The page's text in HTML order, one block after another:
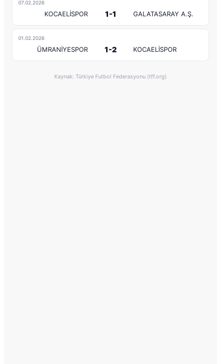
07.02.2026
KOCAELİSPOR 1-1 GALATASARAY A.Ş.
01.02.2026
ÜMRANİYESPOR 1-2 KOCAELİSPOR
Kaynak: Türkiye Futbol Federasyonu (tff.org)